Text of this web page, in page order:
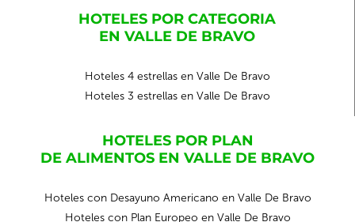
HOTELES POR CATEGORIA
EN VALLE DE BRAVO
Hoteles 4 estrellas en Valle De Bravo
Hoteles 3 estrellas en Valle De Bravo
HOTELES POR PLAN
DE ALIMENTOS EN VALLE DE BRAVO
Hoteles con Desayuno Americano en Valle De Bravo
Hoteles con Plan Europeo en Valle De Bravo